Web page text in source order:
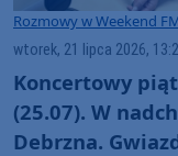
Rozmowy w Weekend
wtorek, 21 lipca 2026,
Koncertowy
(25.07). W
Debrzna.